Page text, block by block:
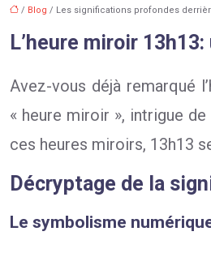
/ Blog / Les significations profondes
L’heure miroir
Avez-vous déjà remarqué
« heure miroir », intrigue
ces heures miroirs, 13h13
Décryptage de la
Le symbolisme